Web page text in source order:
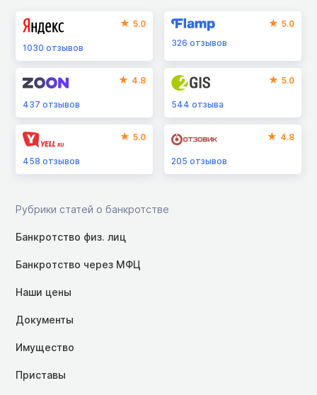
5.0
1030 отзывов
5.0
326отзывов
4.8
437 отзывов
5.0
544отзыва
5.0
458 отзывов
4.8
205отзывов
Рубрики статей о банкротстве
Банкротство физ. лиц
Банкротство через МФЦ
Наши цены
Документы
Имущество
Приставы